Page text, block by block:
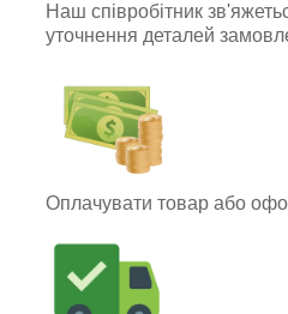
Наш співробітник
уточнення деталей
Оплачувати товар або